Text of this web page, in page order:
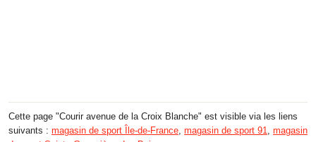
Cette page "Courir avenue de la Croix Blanche" est visible via les liens
suivants : magasin de sport Île-de-France, magasin de sport 91, magasin